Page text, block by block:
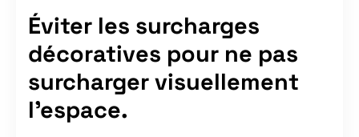
Éviter les surcharges
décoratives pour ne pas
surcharger visuellement
l’espace.